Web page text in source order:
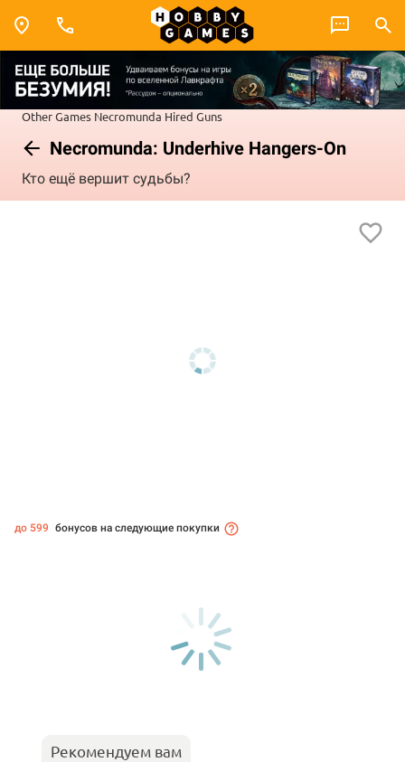
Other Games Necromunda Hired Guns
Necromunda: Underhive Hangers-On
Кто ещё вершит судьбы?
до 599 бонусов на следующие покупки
Рекомендуем вам